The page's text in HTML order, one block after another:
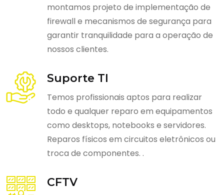
montamos projeto de implementação de
firewall e mecanismos de segurança para
garantir tranquilidade para a operação de
nossos clientes.
Suporte TI
Temos profissionais aptos para realizar
todo e qualquer reparo em equipamentos
como desktops, notebooks e servidores.
Reparos físicos em circuitos eletrônicos ou
troca de componentes. .
CFTV